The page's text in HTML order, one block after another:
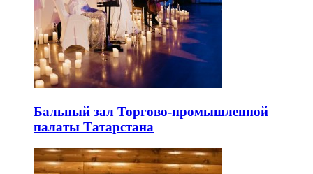
Бальный зал Торгово-промышленной
палаты Татарстана